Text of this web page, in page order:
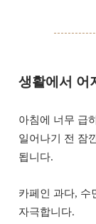
생활에서 어
아침에 너무 급
일어나기 전 잠
됩니다.
카페인 과다, 수
자극합니다.